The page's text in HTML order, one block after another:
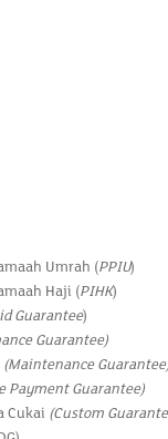
Umrah (PPIU)
Haji (PIHK)
Guarantee)
Guarantee)
(Maintenance
Payment Guarantee)
Cukai (Custom